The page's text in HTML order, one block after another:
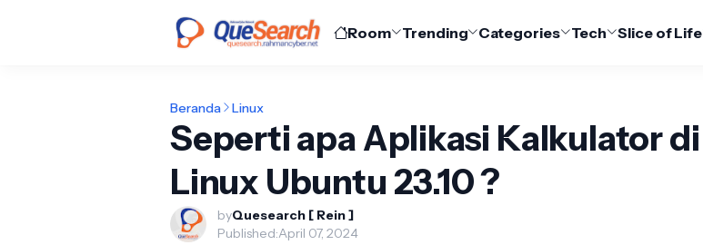
Room Trending Categories Tech Slice of Life
Beranda Linux
Seperti apa Aplikasi Kalkulator di
Linux Ubuntu 23.10 ?
byQuesearch [ Rein ]
Published:April 07, 2024